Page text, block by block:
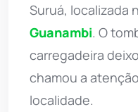
Suruá, localizada
Guanambi. O
carregadeira
chamou a
localidade.